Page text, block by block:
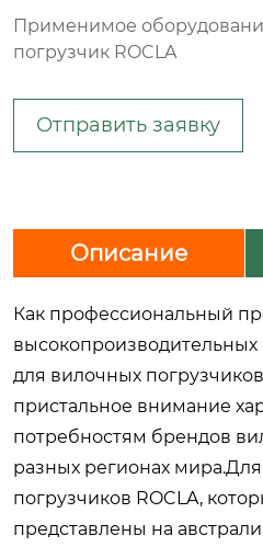
Применимое
погрузчик ROCLA
Отправить заявку
Описание
Как профессиональный
для вилочных
пристальное внимание
потребностям брендов
разных регионах
погрузчиков ROCLA,
представлены на